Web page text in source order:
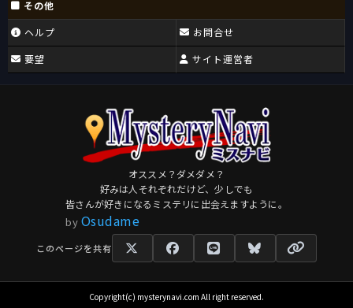
その他
ヘルプ
要望
お問合せ
サイト運営者
オススメ？ダメダメ？
好みは人それぞれだけど、少しでも
皆さんが好きになるミステリに出会えますように。
by Osudame
このページを共有
Copyright(c) mysterynavi.com All right reserved.